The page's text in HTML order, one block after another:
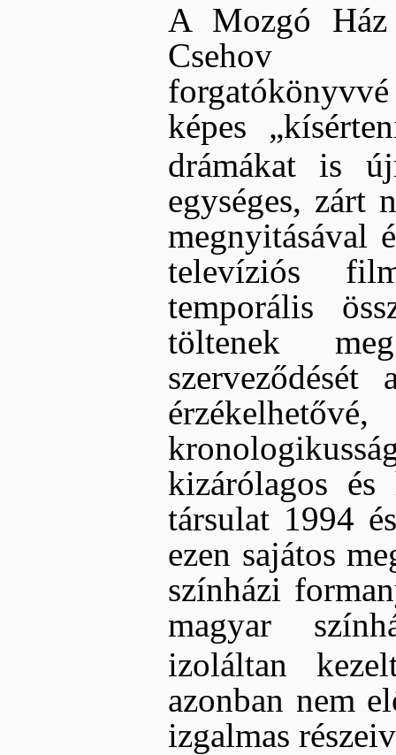
A Mozgó Ház
képes
drámákat is
egységes, zárt
megnyitásával
televíziós
temporális
töltenek
kizárólagos és
társulat 1994
ezen sajátos
színházi
magyar
izoláltan
azonban nem
izgalmas